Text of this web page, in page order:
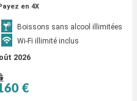
en 4X
Boissons sans alcool illimitées
Wi-Fi illimité inclus
2026
€